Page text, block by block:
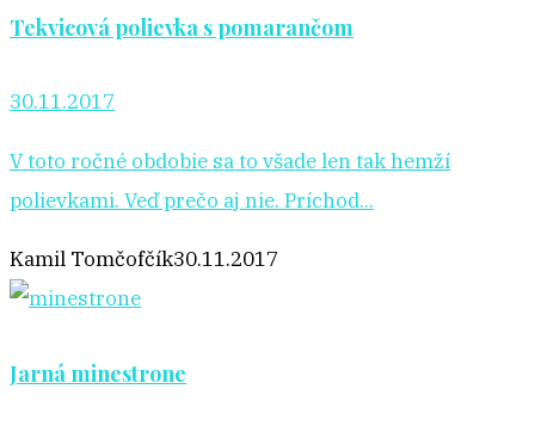
Tekvicová polievka s pomarančom
30.11.2017
V toto ročné obdobie sa to všade len tak hemží
polievkami. Veď prečo aj nie. Príchod...
Kamil Tomčofčík30.11.2017
Jarná minestrone